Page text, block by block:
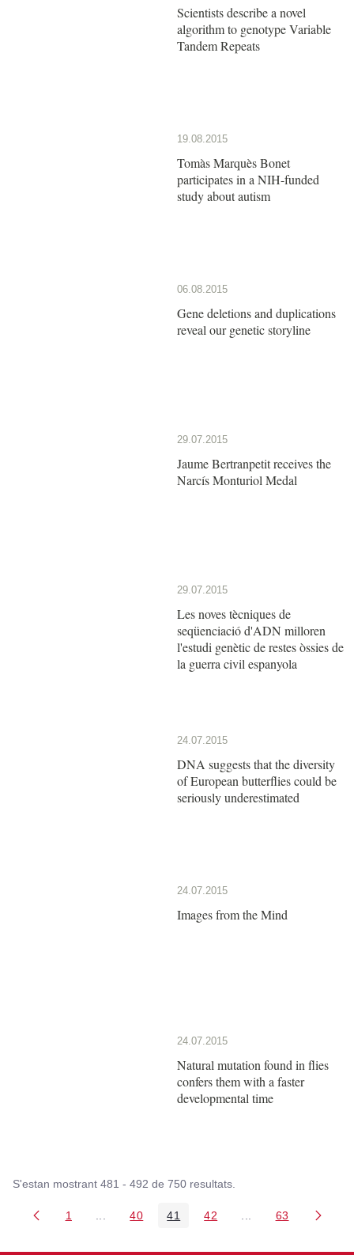
Scientists describe a novel
algorithm to genotype Variable
Tandem Repeats
19.08.2015
Tomàs Marquès Bonet
participates in a NIH-funded
study about autism
06.08.2015
Gene deletions and duplications
reveal our genetic storyline
29.07.2015
Jaume Bertranpetit receives the
Narcís Monturiol Medal
29.07.2015
Les noves tècniques de
seqüenciació d'ADN milloren
l'estudi genètic de restes òssies de
la guerra civil espanyola
24.07.2015
DNA suggests that the diversity
of European butterflies could be
seriously underestimated
24.07.2015
Images from the Mind
24.07.2015
Natural mutation found in flies
confers them with a faster
developmental time
S'estan mostrant 481 - 492 de 750 resultats.
Pàgina
1 Pàgines intermèdies Utilitzeu TAB per navegar.
Pàgina
40 Pàgina
41 Pàgina
42 PàginesPàgina
63